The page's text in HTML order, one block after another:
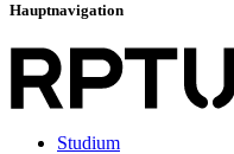
Hauptnavigation
Studium